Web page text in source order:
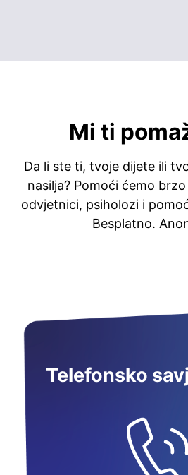
Mi ti
Da li ste ti, tvoje dijete ili
nasilja? Pomoći ćemo
odvjetnici, psiholozi i
Besplatno.
Telefonsko